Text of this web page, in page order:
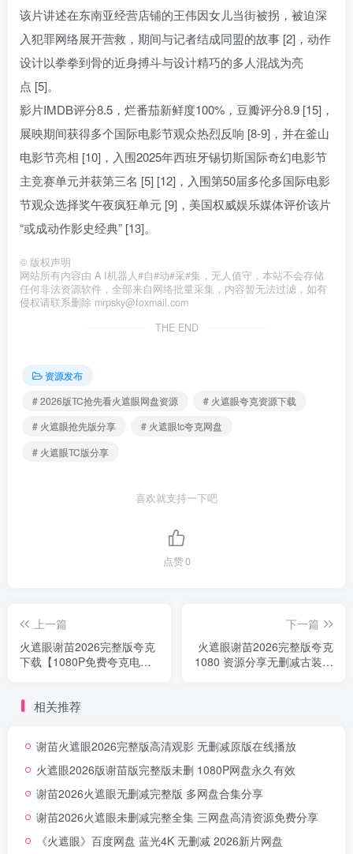
该片讲述在东南亚经营店铺的王伟因女儿当街被拐，被迫深
入犯罪网络展开营救，期间与记者结成同盟的故事 [2]，动作
设计以拳拳到骨的近身搏斗与设计精巧的多人混战为亮
点 [5]。
影片IMDB评分8.5，烂番茄新鲜度100%，豆瓣评分8.9 [15]，
展映期间获得多个国际电影节观众热烈反响 [8-9]，并在釜山
电影节亮相 [10]，入围2025年西班牙锡切斯国际奇幻电影节
主竞赛单元并获第三名 [5] [12]，入围第50届多伦多国际电影
节观众选择奖午夜疯狂单元 [9]，美国权威娱乐媒体评价该片
“或成动作影史经典” [13]。
© 版权声明
网站所有内容由 A I机器人#自#动#采#集，无人值守，本站不会存储
任何非法资源软件，全部来自网络批量采集，内容暂无法过滤，如有
侵权请联系删除 mrpsky@foxmail.com
THE END
资源发布
# 2026版TC抢先看火遮眼网盘资源
# 火遮眼夸克资源下载
# 火遮眼抢先版分享
# 火遮眼tc夸克网盘
# 火遮眼TC版分享
喜欢就支持一下吧
点赞0
上一篇
火遮眼谢苗2026完整版夸克
下载【1080P免费夸克电影
下一篇
火遮眼谢苗2026完整版夸克
1080 资源分享无删减古装仙
相关推荐
谢苗火遮眼2026完整版高清观影 无删减原版在线播放
火遮眼2026版谢苗版完整版未删 1080P网盘永久有效
谢苗2026火遮眼无删减完整版 多网盘合集分享
谢苗2026火遮眼未删减完整全集 三网盘高清资源免费分享
《火遮眼》百度网盘 蓝光4K 无删减 2026新片网盘